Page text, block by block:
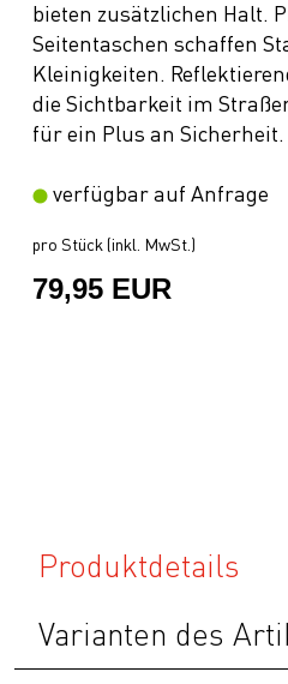
bieten zusätzlichen Halt.
Seitentaschen schaffen
Kleinigkeiten.
die Sichtbarkeit im
für ein Plus an Sicherheit.
verfügbar auf Anfrage
pro Stück (inkl. MwSt.)
79,95 EUR
Produktdetails
Varianten des